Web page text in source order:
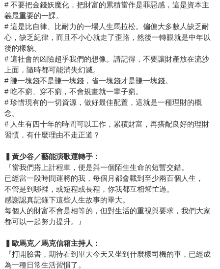
# 不要把金錢妖魔化，把財富的累積當作是罪惡感，這是資本主
義最重要的一課。
# 這是比自律、比耐力的一場人生馬拉松。偏偏大多數人缺乏耐
心，缺乏紀律，而且不小心就走了歪路，然後一轉眼就是中年以
後的樣貌。
# 這社會的凶險超乎我們的想像。請記得，不要讓財產放在流沙
上面，隨時都可能消失幻滅。
# 賺一塊錢不是賺一塊錢，省一塊錢才是賺一塊錢。
# 吃不窮、穿不窮，不會規畫就一輩子窮。
# 珍惜現有的一切資源，做好最佳配置，這就是一種理財的概
念。
# 人生有四十年的時間可以工作，累積財富，再搭配良好的理財
習慣，有什麼理由不走正道？
▍黃少谷／藝能演歌運轉手：
『當我們搭上計程車，便是與一個陌生生命的短暫交錯。
已經當一段時間運將的我，每個月都會載到至少兩百個人生，
不管是到哪裡，或短程或長程，你我都互相幫忙過。
感謝認真記錄下這些人生故事的畢大。
每個人的財富不會是相等的，但對生活的重視與要求，我們大家
都可以一起努力提升。』
歐馬克／馬克信箱主持人：
『打開臉書，期待看到畢大今天又坐到什麼樣司機的車，已經成
為一種日常生活習慣了。